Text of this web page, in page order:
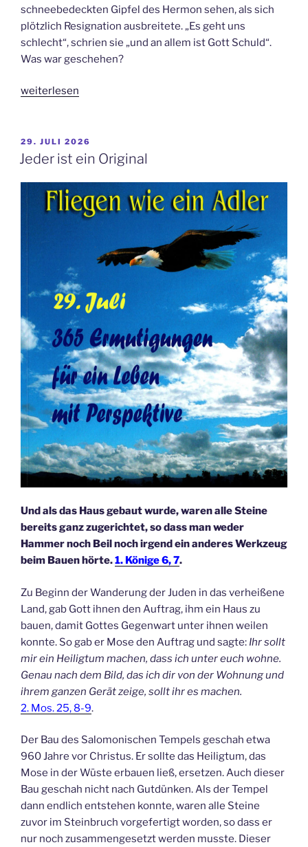
schneebedeckten Gipfel des Hermon sehen, als sich
plötzlich Resignation ausbreitete. „Es geht uns
schlecht“, schrien sie „und an allem ist Gott Schuld“.
Was war geschehen?
„Keine
weiterlesen
VERÖFFENTLICHT
AM
29. JULI 2026
Jeder ist ein Original
Und als das Haus gebaut wurde, waren alle Steine
bereits ganz zugerichtet, so dass man weder
Hammer noch Beil noch irgend ein anderes Werkzeug
beim Bauen hörte.1. Könige 6, 7.
Zu Beginn der Wanderung der Juden in das verheißene
Land, gab Gott ihnen den Auftrag, ihm ein Haus zu
bauen, damit Gottes Gegenwart unter ihnen weilen
konnte. So gab er Mose den Auftrag und sagte: Ihr sollt
mir ein Heiligtum machen, dass ich unter euch wohne.
Genau nach dem Bild, das ich dir von der Wohnung und
ihrem ganzen Gerät zeige, sollt ihr es machen.
2. Mos. 25, 8-9.
Der Bau des Salomonischen Tempels geschah etwa
960 Jahre vor Christus. Er sollte das Heiligtum, das
Mose in der Wüste erbauen ließ, ersetzen. Auch dieser
Bau geschah nicht nach Gutdünken. Als der Tempel
dann endlich entstehen konnte, waren alle Steine
zuvor im Steinbruch vorgefertigt worden, so dass er
nur noch zusammengesetzt werden musste. Dieser